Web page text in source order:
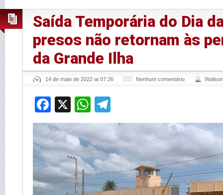
Saída Temporária do Dia
presos não retornam às
da Grande Ilha
14 de maio de 2022 at 07:26 Nenhum comentário
Facebook
X WhatsApp